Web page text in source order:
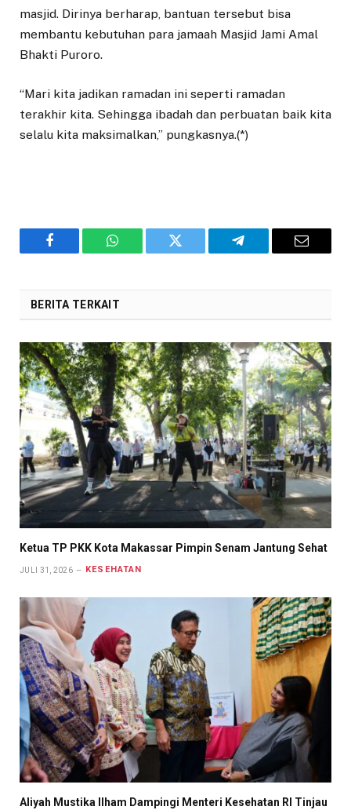
masjid. Dirinya berharap, bantuan tersebut bisa
membantu kebutuhan para jamaah Masjid Jami Amal
Bhakti Puroro.
“Mari kita jadikan ramadan ini seperti ramadan
terakhir kita. Sehingga ibadah dan perbuatan baik kita
selalu kita maksimalkan,” pungkasnya.(*)
Facebook WhatsAppTwitter Telegram Email
BERITA TERKAIT
Ketua TP PKK Kota Makassar Pimpin Senam Jantung Sehat
JULI 31, 2026 KESEHATAN
Aliyah Mustika Ilham Dampingi Menteri Kesehatan RI Tinjau